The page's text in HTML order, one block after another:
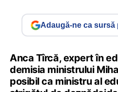
Adaugă-ne ca sursă
Anca Tîrcă, expert în
demisia ministrului
posibil ca ministru al